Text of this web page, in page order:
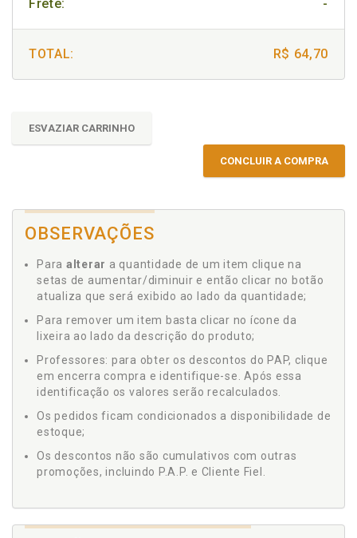
Frete: -
TOTAL: R$ 64,70
ESVAZIAR CARRINHO
CONCLUIR A COMPRA
OBSERVAÇÕES
Para alterar a quantidade de um item clique na
setas de aumentar/diminuir e então clicar no botão
atualiza que será exibido ao lado da quantidade;
Para remover um item basta clicar no ícone da
lixeira ao lado da descrição do produto;
Professores: para obter os descontos do PAP, clique
em encerra compra e identifique-se. Após essa
identificação os valores serão recalculados.
Os pedidos ficam condicionados a disponibilidade de
estoque;
Os descontos não são cumulativos com outras
promoções, incluindo P.A.P. e Cliente Fiel.